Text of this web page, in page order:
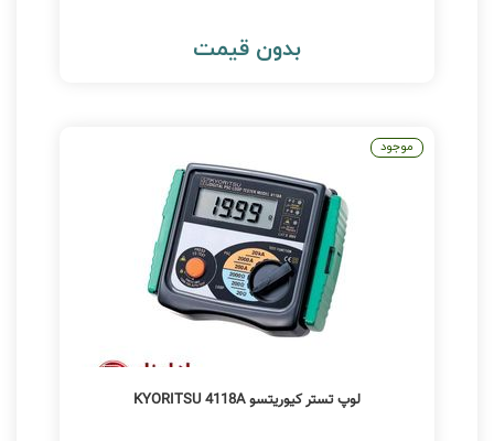
بدون قیمت
لوپ تستر کیوریتسو KYORITSU 4118A
موجود